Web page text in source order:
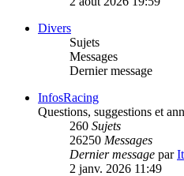
Divers
Sujets
Messages
Dernier message
InfosRacing
Questions, suggestions et
260 Sujets
26250 Messages
Dernier message par
2 janv. 2026 11:49